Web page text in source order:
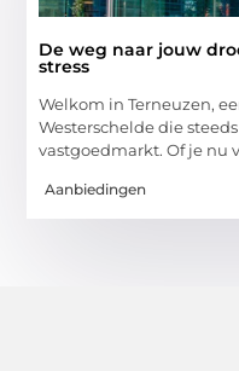
De weg naar jouw
stress
Welkom in Terneuzen,
Westerschelde die
vastgoedmarkt. Of je nu
Aanbiedingen